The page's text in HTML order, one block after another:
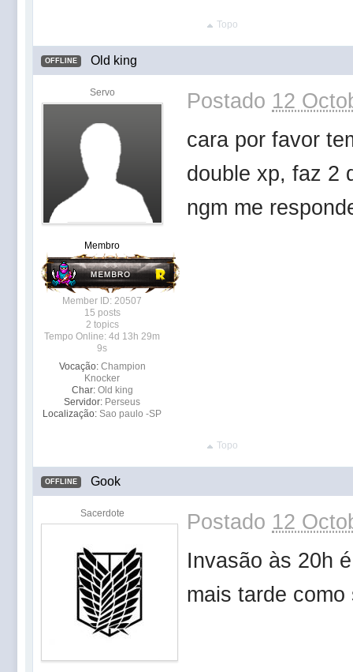
Topo
OFFLINE Old king
Servo
Membro
Member ID: 20507
15 posts
2 topics
Tempo Online: 4d 13h 29m
9s
Vocação: Champion
Knocker
Char: Old king
Servidor: Perseus
Localização: Sao paulo -SP
Postado 12
cara por favor
double xp, faz 2
ngm me
Topo
OFFLINE Gook
Sacerdote Postado 12
Invasão às 20h
mais tarde como